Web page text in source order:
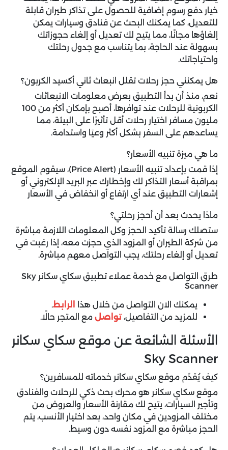
خيار دفع رسوم إضافية للحصول على تذاكر طيران قابلة
للتعديل، كما يمكنك البحث عن فنادق وسيارات يمكن
إلغاؤها مجانًا، مما يتيح لك تعديل أو إلغاء حجوزاتك
بسهولة عند الحاجة، بما يتناسب مع جدول رحلتك
واحتياجاتك.
هل يمكنني حجز رحلات تقلل انبعاث ثاني أكسيد الكربون؟
نعم، منذ أن بدأ التطبيق بعرض معلومات الانبعاثات
الكربونية للرحلات عند توافرها، أصبح بإمكان أكثر من 100
مليون مسافر اختيار رحلات أقل تأثيرًا على البيئة، مما
يساعدهم على السفر بشكل أكثر وعيًا واستدامة.
ما هي ميزة تنبيه الأسعار؟
إذا قمت بإعداد تنبيه الأسعار (Price Alert)، سيقوم الموقع
بمراقبة أسعار التذاكر لك وإخطارك عبر البريد الإلكتروني أو
إشعارات التطبيق عند أي ارتفاع أو انخفاض في الأسعار
ماذا يحدث بعد أن أحجز رحلتي؟
ستصلك رسالة تأكيد الحجز وكل المعلومات اللازمة مباشرة
من شركة الطيران أو المزود الذي حجزت معه، إذا رغبت في
تعديل أو إلغاء رحلتك، يجب التواصل معهم مباشرة.
طرق التواصل مع خدمة عملاء تطبيق سكاي سكانر Sky
Scanner
يمكنك الان التواصل من خلال هذا
الرابط.
للمزيد من التفاصيل، تواصل مع المتجر حالًا.
الأسئلة الشائعة عن موقع سكاي سكانر
Sky Scanner
كيف يُقدّم موقع سكاي سكانر خدماته للمسافرين؟
موقع سكاي سكانر هو محرك بحث ذكي للرحلات والفنادق
وتأجير السيارات، يتيح لك مقارنة الأسعار والعروض من
مختلف المزودين في مكان واحد، بعد اختيار الأنسب، يتم
الحجز مباشرة مع المزود نفسه دون وسيط.